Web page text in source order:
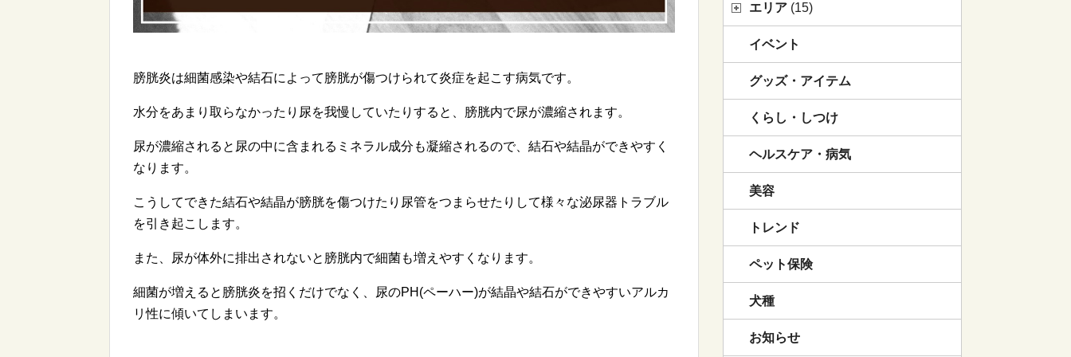
膀胱炎は細菌感染や結石によって膀胱が傷つけられて炎症を起こす病気です。
水分をあまり取らなかったり尿を我慢していたりすると、膀胱内で尿が濃縮されます。
尿が濃縮されると尿の中に含まれるミネラル成分も凝縮されるので、結石や結晶ができやすく
なります。
こうしてできた結石や結晶が膀胱を傷つけたり尿管をつまらせたりして様々な泌尿器トラブル
を引き起こします。
また、尿が体外に排出されないと膀胱内で細菌も増えやすくなります。
細菌が増えると膀胱炎を招くだけでなく、尿のPH(ペーハー)が結晶や結石ができやすいアルカ
リ性に傾いてしまいます。
エリア (15)
イベント
グッズ・アイテム
くらし・しつけ
ヘルスケア・病気
美容
トレンド
ペット保険
犬種
お知らせ